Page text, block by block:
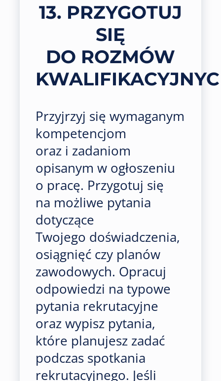
13. PRZYGOTUJ
SIĘ
DO ROZMÓW
Przyjrzyj się wymaganym
kompetencjom
oraz i zadaniom
opisanym w ogłoszeniu
o pracę. Przygotuj się
na możliwe pytania
dotyczące
Twojego doświadczenia,
osiągnięć czy planów
zawodowych. Opracuj
odpowiedzi na typowe
pytania rekrutacyjne
oraz wypisz pytania,
które planujesz zadać
podczas spotkania
rekrutacyjnego. Jeśli